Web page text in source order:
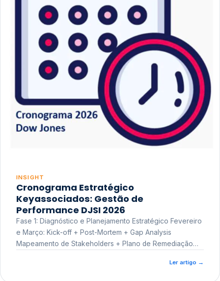
INSIGHT
Cronograma Estratégico
Keyassociados: Gestão de
Performance DJSI 2026
Fase 1: Diagnóstico e Planejamento Estratégico Fevereiro
e Março: Kick-off + Post-Mortem + Gap Analysis
Mapeamento de Stakeholders + Plano de Remediação
Ler artigo →